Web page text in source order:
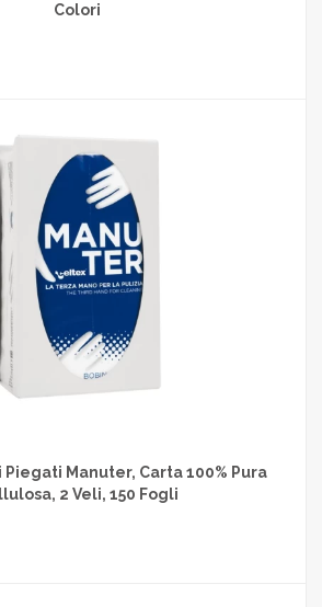
Colori
Piegati Manuter, Carta 100% Pura
2 Veli, 150 Fogli